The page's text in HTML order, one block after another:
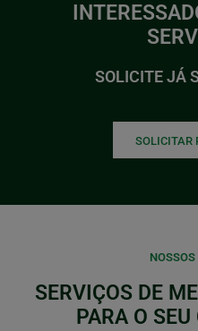
SOLICITE JÁ
SOLICITAR
SERVIÇOS DE
PARA O